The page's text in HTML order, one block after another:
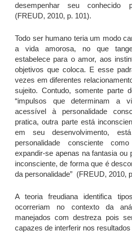
desempenhar seu conhecido
(FREUD, 2010, p. 101).
Todo ser humano teria um modo
a vida amorosa, no que
estabelece para o amor, aos
objetivos que coloca. E esse
vezes em diferentes
sujeito. Contudo, somente parte
“impulsos que determinam a
acessível à personalidade
pratica, outra parte está
em seu desenvolvimento,
personalidade consciente
expandir-se apenas na fantasia ou
inconsciente, de forma que é
da personalidade” (FREUD, 2010,
A teoria freudiana identifica
ocorreriam no contexto da
manejados com destreza pois
capazes de interferir nos resultados